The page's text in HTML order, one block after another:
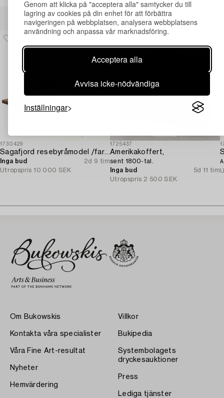
Genom att klicka på "acceptera alla" samtycker du till
lagring av cookies på din enhet för att förbättra
navigeringen på webbplatsen, analysera webbplatsens
användning och anpassa vår marknadsföring.
Acceptera alla
Avvisa icke-nödvändiga
Inställningar
Andra har även tittat på
1730429
Sagafjord resebyråmodel /fartygsmodel.
Inga bud
2d 9 tim
Utropspris 10 000 SEK
1725437
Amerikakoffert,
sent 1800-tal.
Inga bud
5d 11 tim
Utropspris 2 500 SEK
Om Bukowskis
Kontakta våra specialister
Våra Fine Art-resultat
Nyheter
Hemvärdering
Villkor
Bukipedia
Systembolagets
dryckesauktioner
Press
Lediga tjänster